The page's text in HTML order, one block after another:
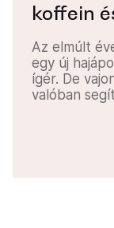
koffein
Az elmúlt
egy új
ígér. De
valóban